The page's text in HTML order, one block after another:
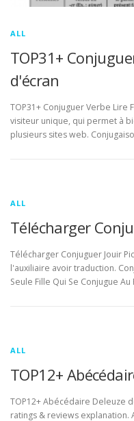
ALL
TOP31+
d'écran
TOP31+ Conjuguer Verbe Lire
visiteur unique, qui permet à
plusieurs sites web.
ALL
Télécharger
Télécharger Conjuguer Jouir
l'auxiliaire avoir traduction.
Seule Fille Qui Se Conjugue
ALL
TOP12+
TOP12+ Abécédaire Deleuze
ratings & reviews